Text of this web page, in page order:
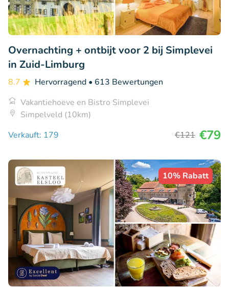
Overnachting + ontbijt voor 2 bij Simplevei
in Zuid-Limburg
8.7 Hervorragend • 613 Bewertungen
Vakantiehoeve en Bistro Simplevei
Simpelveld (10km)
Verkauft: 179
€121 €79
10% Rabatt